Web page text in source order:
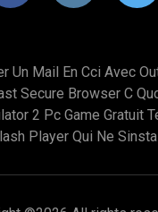
Un Mail En Cci Avec
Secure Browser C
2 Pc Game Gratuit
Player Qui Ne